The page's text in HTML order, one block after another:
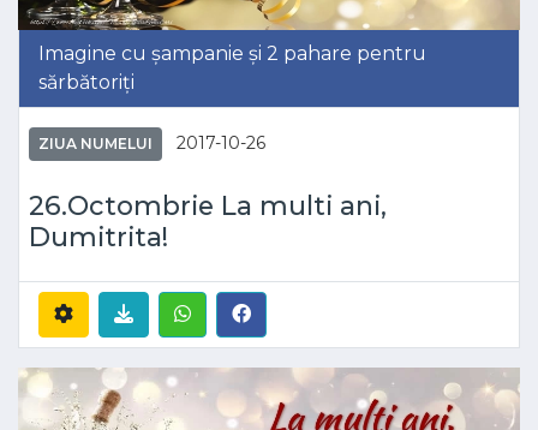
Imagine cu șampanie și 2 pahare pentru
sărbătoriți
ZIUA NUMELUI 2017-10-26
26.Octombrie La multi ani,
Dumitrita!